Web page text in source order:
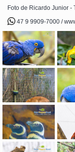
Foto de Ricardo Junior -
47 9 9909-7000 /